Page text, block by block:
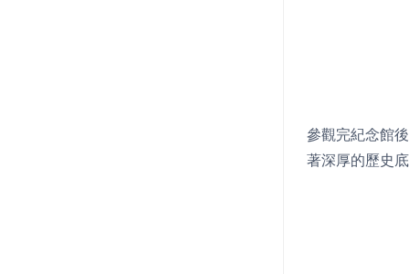
參觀完紀念館
著深厚的歷史